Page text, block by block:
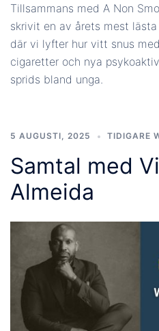
Tillsammans med A Non
skrivit en av årets mest
där vi lyfter hur vitt snus
cigaretter och nya
sprids bland unga.
5 AUGUSTI, 2025 TIDIGARE
Samtal med
Almeida